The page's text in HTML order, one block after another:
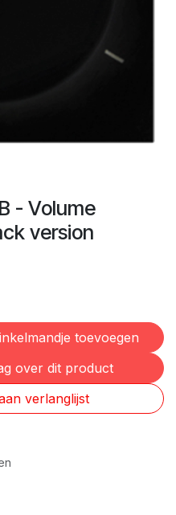
- Volume
version
toevoegen
over dit product
verlanglijst